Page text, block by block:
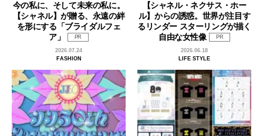
今の私に、そして未来の私に。
【シャネル】が贈る、永遠の絆
を形にする「ブライダルフェ
ア」
PR
2026.07.24
FASHION
【シャネル・ネクサス・ホー
ル】からの誘惑。世界が注目す
るリンダー スターリングが描く
自由な女性像
PR
2026.06.18
LIFE STYLE